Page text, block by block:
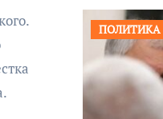
ПОЛИТИКА